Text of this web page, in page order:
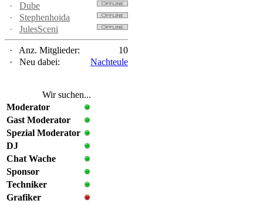
·
Dube
·
Stephenhoida
·
JulesSceni
· Anz. Mitglieder:
10
·
Neu dabei: Nachteule
Wir suchen...
Moderator
Gast Moderator
Spezial Moderator
DJ
Chat Wache
Sponsor
Techniker
Grafiker